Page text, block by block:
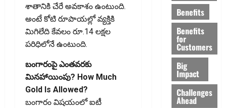
శాతానికి చేరే అవకాశం ఉంటుంది.
అంటే కోటి రూపాయల్లో వ్యక్తికి
మిగిలేది కేవలం రూ.14 లక్షల
పరిధిలోనే ఉంటుంది.
బంగారంపై ఎంతవరకు
మినహాయింపు? How Much
Gold Is Allowed?
బంగారం విషయంలో ఐటీ
Benefits
Benefits
for
Customers
Big
Impact
Challenges
Ahead